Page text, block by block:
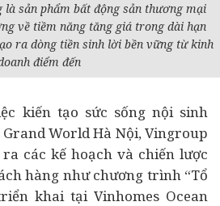
là sản phẩm bất động sản thương mại
về tiềm năng tăng giá trong dài hạn
ra dòng tiền sinh lời bền vững từ kinh
điểm đến
kiến tạo sức sống nội sinh
World Hà Nội, Vingroup
các kế hoạch và chiến lược
hàng như chương trình “Tổ
khai tại Vinhomes Ocean